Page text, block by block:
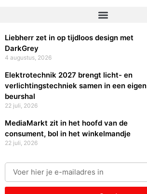
Liebherr zet in op tijdloos design met
DarkGrey
4 augustus, 2026
Elektrotechnik 2027 brengt licht- en
verlichtingstechniek samen in een eigen
beurshal
22 juli, 2026
MediaMarkt zit in het hoofd van de
consument, bol in het winkelmandje
22 juli, 2026